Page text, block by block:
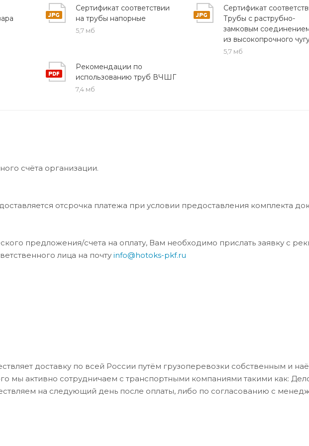
как для новых, так и для ремонтируемых трубопроводных систем.
чугунные кресты КРФ с полным комплектом документов. Для
а также по вопросам доставки обратитесь к нашим специалистам —
проекта!
Сертификат соответствии
на трубы напорные
5,7 мб
Сертификат
Трубы с раструбно-
замковым
из высокопрочного
5,7 мб
Рекомендации по
использованию труб ВЧШГ
7,4 мб
счёта организации.
отсрочка платежа при условии предоставления комплекта
предложения/счета на оплату, Вам необходимо прислать заявку с
лица на почту info@hotoks-pkf.ru
доставку по всей России путём грузоперевозки собственным и
мы активно сотрудничаем с транспортными компаниями такими как:
на следующий день после оплаты, либо по согласованию с